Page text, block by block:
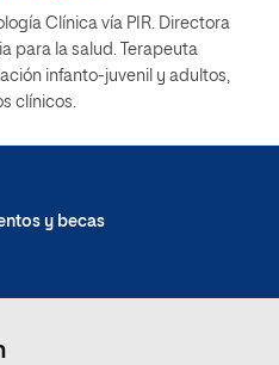
Clínica vía PIR. Directora
para la salud. Terapeuta
infanto-juvenil y adultos,
clínicos.
y becas